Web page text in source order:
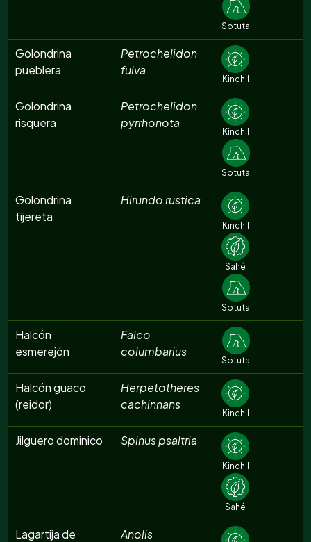
Sotuta
Golondrina
pueblera
Petrochelidon
fulva
Kinchil
Golondrina
risquera
Petrochelidon
pyrrhonota
Kinchil
Sotuta
Golondrina
tijereta
Hirundo rustica
Kinchil
Sahé
Sotuta
Halcón
esmerejón
Falco
columbarius
Sotuta
Halcón guaco
(reidor)
Herpetotheres
cachinnans
Kinchil
Jilguero dominico Spinus psaltria
Kinchil
Sahé
Lagartija de
Anolis